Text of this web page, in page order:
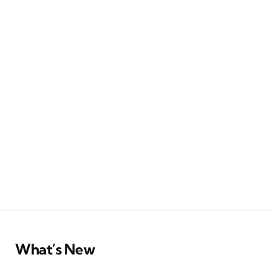
What’s New